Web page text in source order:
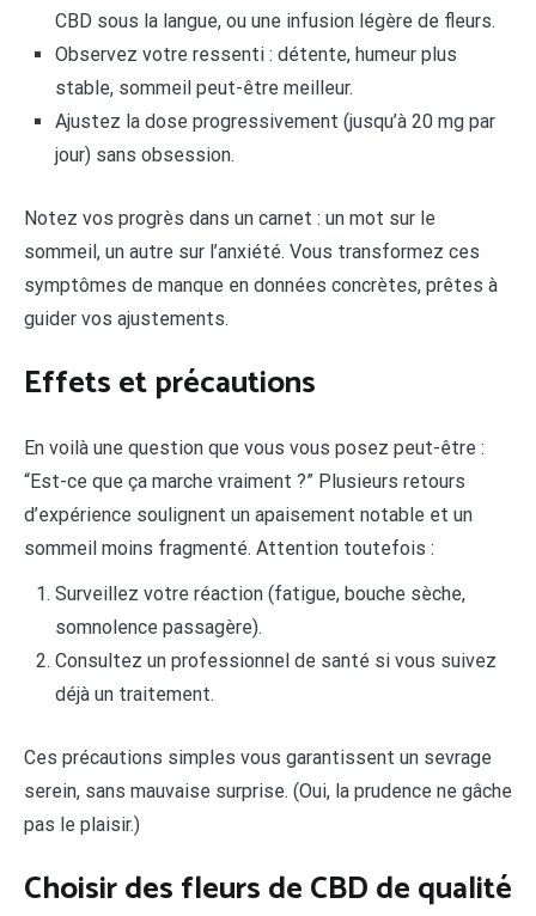
CBD sous la langue, ou une infusion légère de fleurs.
Observez votre ressenti : détente, humeur plus
stable, sommeil peut-être meilleur.
Ajustez la dose progressivement (jusqu’à 20 mg par
jour) sans obsession.
Notez vos progrès dans un carnet : un mot sur le
sommeil, un autre sur l’anxiété. Vous transformez ces
symptômes de manque en données concrètes, prêtes à
guider vos ajustements.
Effets et précautions
En voilà une question que vous vous posez peut-être :
“Est-ce que ça marche vraiment ?” Plusieurs retours
d’expérience soulignent un apaisement notable et un
sommeil moins fragmenté. Attention toutefois :
Surveillez votre réaction (fatigue, bouche sèche,
somnolence passagère).
Consultez un professionnel de santé si vous suivez
déjà un traitement.
Ces précautions simples vous garantissent un sevrage
serein, sans mauvaise surprise. (Oui, la prudence ne gâche
pas le plaisir.)
Choisir des fleurs de CBD de qualité